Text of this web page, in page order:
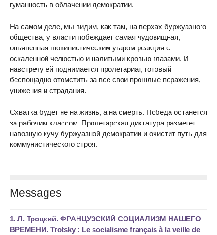
гуманность в облачении демократии.
На самом деле, мы видим, как там, на верхах буржуазного
общества, у власти побеждает самая чудовищная,
опьяненная шовинистическим угаром реакция с
оскаленной челюстью и налитыми кровью глазами. И
навстречу ей поднимается пролетариат, готовый
беспощадно отомстить за все свои прошлые поражения,
унижения и страдания.
Схватка будет не на жизнь, а на смерть. Победа останется
за рабочим классом. Пролетарская диктатура разметет
навозную кучу буржуазной демократии и очистит путь для
коммунистического строя.
Messages
1. Л. Троцкий. ФРАНЦУЗСКИЙ СОЦИАЛИЗМ НАШЕГО
ВРЕМЕНИ. Trotsky : Le socialisme français à la veille de